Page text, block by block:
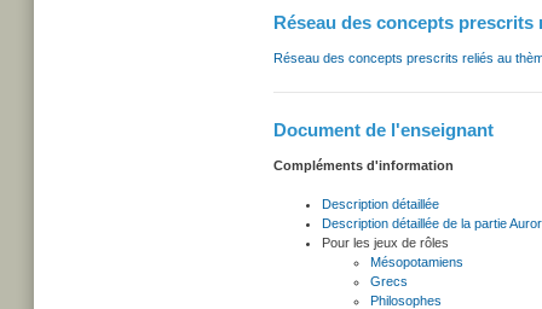
Réseau des concepts prescrits
Réseau des concepts prescrits reliés au
Document de l'enseignant
Compléments d'information
Description détaillée
Description détaillée de la partie
Pour les jeux de rôles
Mésopotamiens
Grecs
Philosophes